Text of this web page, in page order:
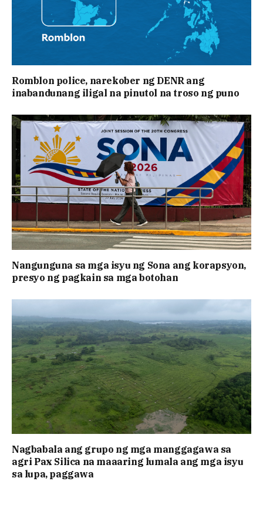
Romblon police, narekober ng DENR ang
inabandunang iligal na pinutol na troso ng puno
Nangunguna sa mga isyu ng Sona ang korapsyon,
presyo ng pagkain sa mga botohan
Nagbabala ang grupo ng mga manggagawa sa
agri Pax Silica na maaaring lumala ang mga isyu
sa lupa, paggawa